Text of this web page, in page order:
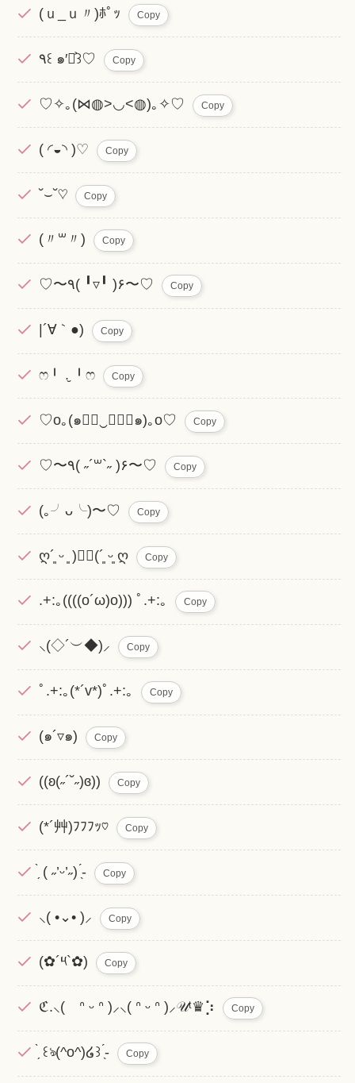
(ｕ_ｕ〃)ﾎﾟｯ Copy
٩꒰ ๑′◡͐꒱♡ Copy
♡✧｡(⋈◍>◡<◍)｡✧♡ Copy
( ◜◒◝ )♡ Copy
˘⌣˘♡ Copy
(〃꒳​〃) Copy
♡〜٩( ╹▿╹ )۶〜♡ Copy
|´∀｀●) Copy
ෆ╹ .̮ ╹ෆ Copy
♡o｡(๑◕ฺ‿ฺ◕ฺ๑)｡o♡ Copy
♡〜٩( ˶´꒳​`˶ )۶〜♡ Copy
(｡╯ᴗ╰)〜♡ Copy
ღ´͈ ᵕ ͈ )♡⃛(´͈ ᵕ͈ ღ Copy
.+:｡((((o´ω)o))) ﾟ.+:｡ Copy
⸜(◇´︶◆)⸝ Copy
ﾟ.+:｡(*´v*)ﾟ.+:｡ Copy
(๑´▿๑) Copy
((ʚ(˶´˘˶)ɞ)) Copy
(*´艸)ﾌﾌﾌｯ♡ Copy
̗̀ ( ˶’ᵕ’˶) ̖́- Copy
⸜( •⌄• )⸝ Copy
(✿´༥`✿) Copy
ℭ.⸜(⠀ ᐢ ᵕ ᐢ )⸝‍⸜( ᐢ ᵕ ᐢ )⸝‍𝒰ᵗ♛︎⡱ Copy
̗̀ ‪꒰ঌ(^o^)໒꒱ ̖́- Copy